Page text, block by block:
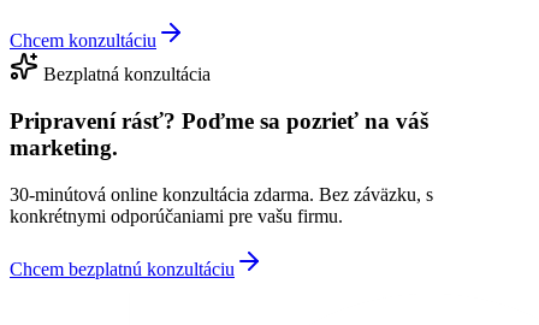
Chcem konzultáciu
Bezplatná konzultácia
Pripravení rásť? Poďme sa pozrieť na váš
marketing.
30-minútová online konzultácia zdarma. Bez záväzku, s
konkrétnymi odporúčaniami pre vašu firmu.
Chcem bezplatnú konzultáciu